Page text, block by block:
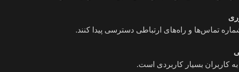
تماس‌ها و راه‌های ارتباطی دسترسی پیدا کنند.
کاربران بسیار کاربردی است.